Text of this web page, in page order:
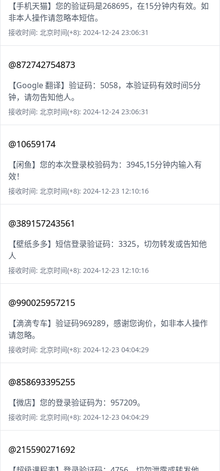
【手机天猫】您的验证码是268695，在15分钟内有效。如
非本人操作请忽略本短信。
接收时间: 北京时间(+8): 2024-12-24 23:06:31
@872742754873
【Google 翻译】验证码：5058，本验证码有效时间5分
钟，请勿告知他人。
接收时间: 北京时间(+8): 2024-12-24 23:06:31
@10659174
【闲鱼】您的本次登录校验码为：3945,15分钟内输入有
效！
接收时间: 北京时间(+8): 2024-12-23 12:10:16
@389157243561
【壁纸多多】短信登录验证码：3325，切勿转发或告知他
人
接收时间: 北京时间(+8): 2024-12-23 12:10:16
@990025957215
【滴滴专车】验证码969289，感谢您询价，如非本人操作
请忽略。
接收时间: 北京时间(+8): 2024-12-23 04:04:29
@858693395255
【微店】您的登录验证码为：957209。
接收时间: 北京时间(+8): 2024-12-23 04:04:29
@215590271692